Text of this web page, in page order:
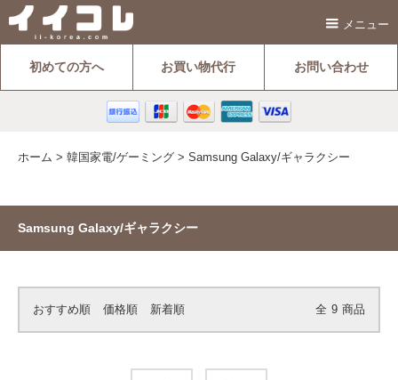
メニュー
初めての方へ お買い物代行 お問い合わせ
ホーム > 韓国家電/ゲーミング > Samsung Galaxy/ギャラクシー
Samsung Galaxy/ギャラクシー
おすすめ順 価格順 新着順 全 9 商品